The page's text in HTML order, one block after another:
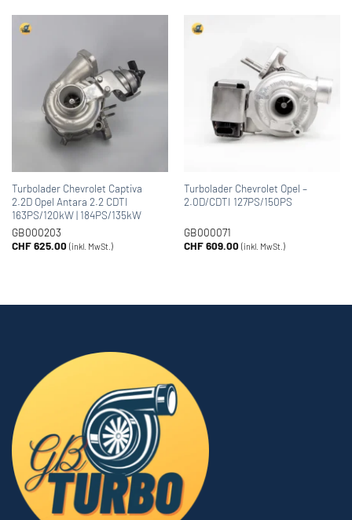
Turbolader Chevrolet Captiva
2.2D Opel Antara 2.2 CDTI
163PS/120kW | 184PS/135kW
GB000203
CHF625.00 (inkl. MwSt.)
Turbolader Chevrolet Opel –
2.0D/CDTI 127PS/150PS
GB000071
CHF609.00 (inkl. MwSt.)